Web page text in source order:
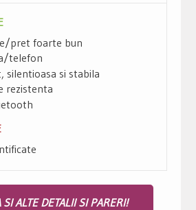
pret foarte bun
telefon
silentioasa si stabila
rezistenta
SI ALTE DETALII SI PARERI!